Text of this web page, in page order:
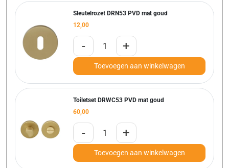
Sleutelrozet DRN53 PVD mat goud
12,00
- +
Toevoegen aan winkelwagen
Toiletset DRWC53 PVD mat goud
60,00
- +
Toevoegen aan winkelwagen